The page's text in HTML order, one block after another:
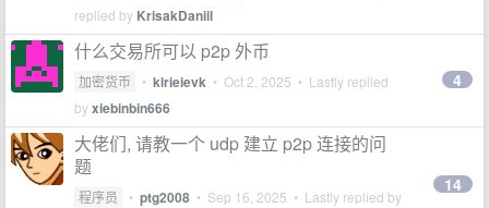
replied by KrisakDaniil
什么交易所可以 p2p 外币
加密货币 • kirieievk • Oct 2, 2025 • Lastly replied
byxiebinbin666
4
大佬们, 请教一个 udp 建立 p2p 连接的问
题
程序员 • ptg2008 • Sep 16, 2025 • Lastly replied by
14